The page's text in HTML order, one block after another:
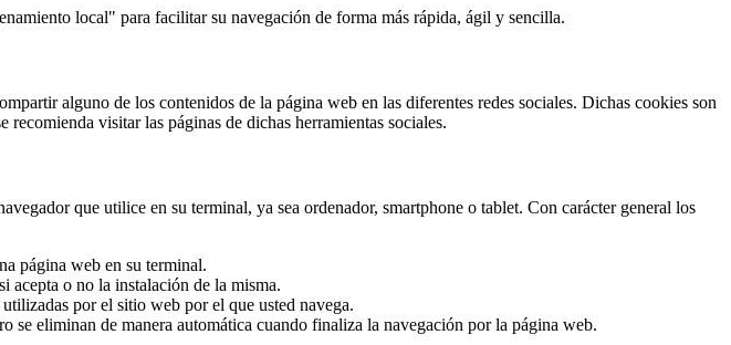
local" para facilitar su navegación de forma más rápida, ágil y sencilla.
alguno de los contenidos de la página web en las diferentes redes sociales. Dichas cookies son
recomienda visitar las páginas de dichas herramientas sociales.
que utilice en su terminal, ya sea ordenador, smartphone o tablet. Con carácter general los
página web en su terminal.
acepta o no la instalación de la misma.
por el sitio web por el que usted navega.
eliminan de manera automática cuando finaliza la navegación por la página web.